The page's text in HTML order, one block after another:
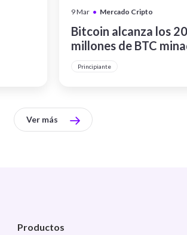
9 Mar • Mercado Cripto
Bitcoin alcanza los 20
millones de BTC
histórico
Principiante
Ver más
Productos